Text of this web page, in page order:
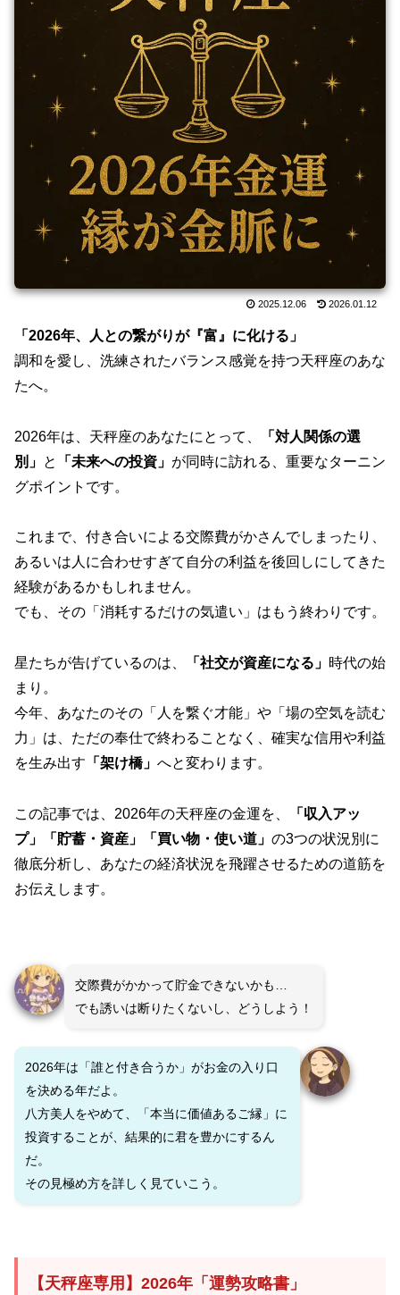
2025.12.06 2026.01.12
「2026年、人との繋がりが『富』に化ける」
調和を愛し、洗練されたバランス感覚を持つ天秤座のあな
たへ。
2026年は、天秤座のあなたにとって、
「対人関係の選
別」 と 「未来への投資」 が同時に訪れる、重要なターニン
グポイントです。
これまで、付き合いによる交際費がかさんでしまったり、
あるいは人に合わせすぎて自分の利益を後回しにしてきた
経験があるかもしれません。
でも、その「消耗するだけの気遣い」はもう終わりです。
星たちが告げているのは、 「社交が資産になる」 時代の始
まり。
今年、あなたのその「人を繋ぐ才能」や「場の空気を読む
力」は、ただの奉仕で終わることなく、確実な信用や利益
を生み出す 「架け橋」 へと変わります。
この記事では、2026年の天秤座の金運を、
「収入アッ
プ」「貯蓄・資産」「買い物・使い道」 の3つの状況別に
徹底分析し、あなたの経済状況を飛躍させるための道筋を
お伝えします。
交際費がかかって貯金できないかも…
でも誘いは断りたくないし、どうしよう！
2026年は「誰と付き合うか」がお金の入り口
を決める年だよ。
八方美人をやめて、「本当に価値あるご縁」に
投資することが、結果的に君を豊かにするん
だ。
その見極め方を詳しく見ていこう。
【天秤座専用】2026年「運勢攻略書」